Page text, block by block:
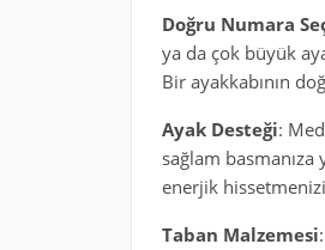
Doğru Numara
ya da çok büyük
Bir ayakkabının
Ayak Desteği:
sağlam
enerjik
Taban Malzemesi